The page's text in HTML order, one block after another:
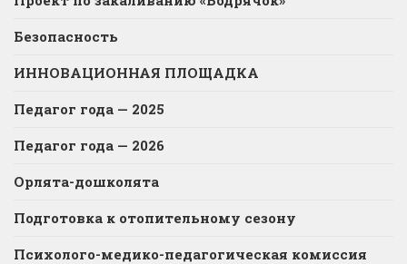
Безопасность
ИННОВАЦИОННАЯ ПЛОЩАДКА
Педагог года — 2025
Педагог года — 2026
Орлята-дошколята
Подготовка к отопительному сезону
Психолого-медико-педагогическая комиссия